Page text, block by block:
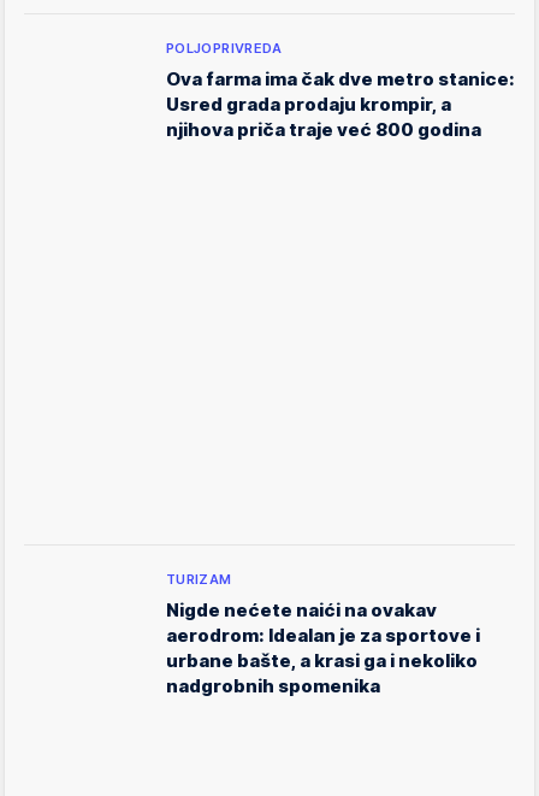
POLJOPRIVREDA
Ova farma ima čak dve metro stanice:
Usred grada prodaju krompir, a
njihova priča traje već 800 godina
TURIZAM
Nigde nećete naići na ovakav
aerodrom: Idealan je za sportove i
urbane bašte, a krasi ga i nekoliko
nadgrobnih spomenika